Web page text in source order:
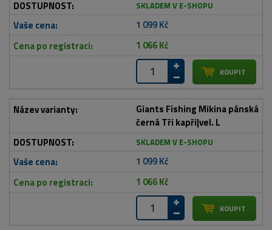
SKLADEM V E-SHOPU
1 099 Kč
1 066 Kč
Giants Fishing Mikina pánská
černá Tři kapři|vel. L
SKLADEM V E-SHOPU
1 099 Kč
1 066 Kč